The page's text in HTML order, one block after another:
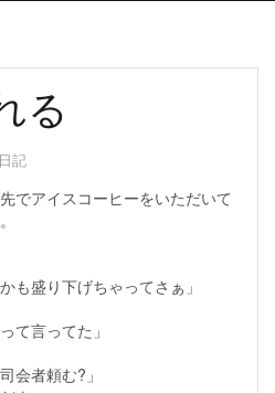
る
記
でアイスコーヒーをいただいて
も盛り下げちゃってさぁ」
て言ってた」
会者頼む?」